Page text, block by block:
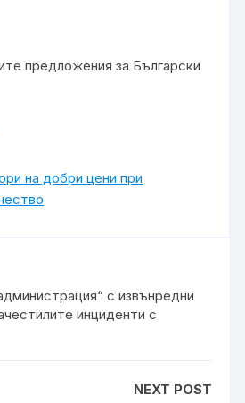
предложения за Български
на добри цени при
с извънредни
инциденти с
NEXT POST